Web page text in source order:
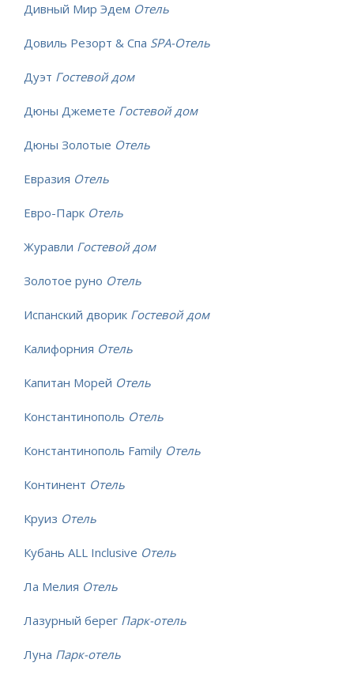
Дивный Мир Эдем Отель
Довиль Резорт & Спа SPA-Отель
Дуэт Гостевой дом
Дюны Джемете Гостевой дом
Дюны Золотые Отель
Евразия Отель
Евро-Парк Отель
Журавли Гостевой дом
Золотое руно Отель
Испанский дворик Гостевой дом
Калифорния Отель
Капитан Морей Отель
Константинополь Отель
Константинополь Family Отель
Континент Отель
Круиз Отель
Кубань ALL Inclusive Отель
Ла Мелия Отель
Лазурный берег Парк-отель
Луна Парк-отель